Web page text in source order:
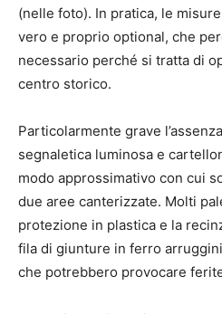
(nelle foto). In pratica, le
vero e proprio optional, che
necessario perché si tratta di
centro storico.
Particolarmente grave
segnaletica luminosa e
modo approssimativo con cui
due aree canterizzate. Molti
protezione in plastica e la
fila di giunture in ferro
che potrebbero provocare